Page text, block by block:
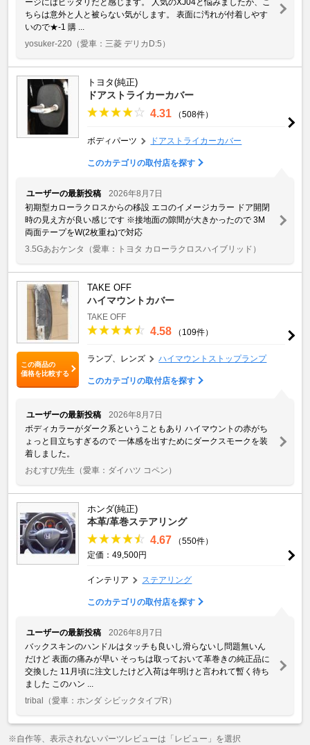
ちらは意外と人と被らない気がします。 表面に汚れが付着しやす
いので★-1 購 ...
yosuker-220 （愛車：三菱 デリカD:5）
トヨタ(純正)
ドアストライカーカバー
4.31 （508件）
ボディパーツ ドアストライカーカバー
このカテゴリの取付店を探す
ユーザーの最新投稿
2026年8月7日
初期型カローラクロスからの移設 エコのイメージカラー ドア開閉
時の見え方が良い感じです ※接地面の隙間が大きかったので 3M
両面テープをW(2枚重ね)で対応
3.5Gあおケンタ
（愛車：トヨタ カローラクロスハイブリッド）
この商品の
価格を比較する
TAKE OFF
ハイマウントカバー
TAKE OFF
4.58 （109件）
ランプ、レンズ ハイマウントストップランプ
このカテゴリの取付店を探す
ユーザーの最新投稿
2026年8月7日
ボディカラーがダーク系ということもあり ハイマウントの赤がち
ょっと目立ちすぎるので 一体感を出すためにダークスモークを装
着しました。
おむすび先生 （愛車：ダイハツ コペン）
ホンダ(純正)
本革/革巻ステアリング
4.67
（550件）
定価：49,500円
インテリア ステアリング
このカテゴリの取付店を探す
ユーザーの最新投稿
2026年8月7日
バックスキンのハンドルはタッチも良いし滑らないし問題無いん
だけど 表面の痛みが早い そっちは取っておいて革巻きの純正品に
交換した 11月頃に注文したけど入荷は年明けと言われて暫く待ち
ました このハン ...
tribal （愛車：ホンダ シビックタイプR）
※自作等、表示されないパーツレビューは「レビュー」を選択